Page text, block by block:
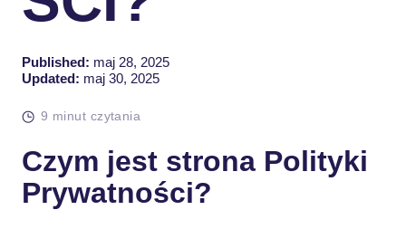
Published: maj 28, 2025
Updated: maj 30, 2025
9 minut czytania
Czym jest strona Polityki
Prywatności?